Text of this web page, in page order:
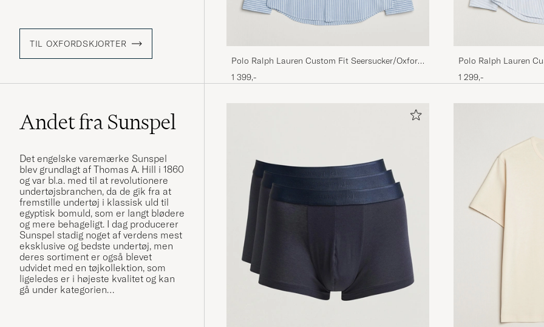
TIL OXFORDSKJORTER
Polo Ralph Lauren Custom Fit Seersucker/Oxford
Stripe Shirt Blue
1 399,-
Polo Ralph Lauren
Stripes Blue
1 299,-
Andet fra Sunspel
Det engelske varemærke Sunspel
blev grundlagt af Thomas A. Hill i 1860
og var bl.a. med til at revolutionere
undertøjsbranchen, da de gik fra at
fremstille undertøj i klassisk uld til
egyptisk bomuld, som er langt blødere
og mere behageligt. I dag producerer
Sunspel stadig noget af verdens mest
eksklusive og bedste undertøj, men
deres sortiment er også blevet
udvidet med en tøjkollektion, som
ligeledes er i højeste kvalitet og kan
gå under kategorien